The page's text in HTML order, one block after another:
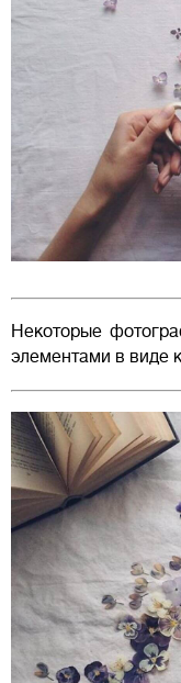
Некоторые
элементами в виде